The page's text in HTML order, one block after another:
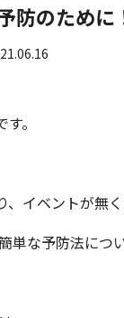
防のために
。
イベントが無
な予防法につ